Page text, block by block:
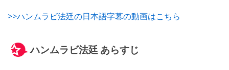
>>ハンムラビ法廷の日本語字幕の動画はこちら
ハンムラビ法廷 あらすじ